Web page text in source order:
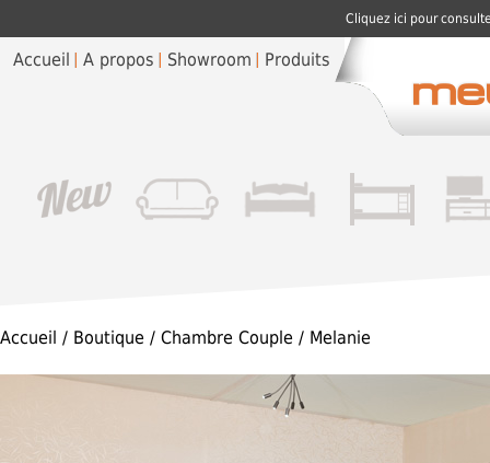
Cliquez ici pour
Accueil A propos Showroom Produits
Accueil / Boutique / Chambre Couple / Melanie